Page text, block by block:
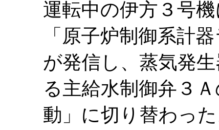
運転中の伊方３号
「原子炉制御系計
が発信し、蒸気発
る主給水制御弁３
動」に切り替わっ